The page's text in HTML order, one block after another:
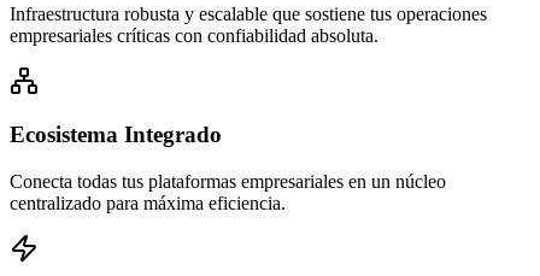
Infraestructura robusta y escalable que sostiene tus operaciones
empresariales críticas con confiabilidad absoluta.
Ecosistema Integrado
Conecta todas tus plataformas empresariales en un núcleo
centralizado para máxima eficiencia.